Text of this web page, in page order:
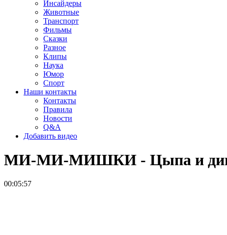
Инсайдеры
Животные
Транспорт
Фильмы
Сказки
Разное
Клипы
Наука
Юмор
Спорт
Наши контакты
Контакты
Правила
Новости
Q&A
Добавить видео
МИ-МИ-МИШКИ - Цыпа и
00:05:57